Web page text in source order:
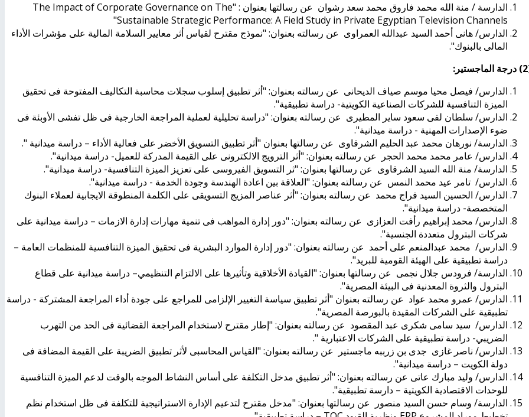
الدارسة / منة الله محمد فاروق محمد سعد رشوان عن رسالتها بعنوان :
"
The Impact of Corporate Governance on The
Sustainable Strategic Performance: A Field Study in Private Egyptian Television Channels
"
الدارس/ هانى أحمد السيد عبدالله العمراوى عن رسالته بعنوان: "نموذج مقترح لقياس أثر معايير السلامة المالية على مؤشرات الأداء
المالى بالبنوك".
الدارس/ فيصل محيا موسم صياف الديحانى عن رسالته بعنوان: "أثر تطبيق إسلوب سجلات محاسبة التكاليف المفتوحة فى تحقيق
الميزة التنافسية للشركات الصناعية الكويتية- دراسة تطبيقية".
الدارس/ سلطان لفى سعود ساير المطيرى عن رسالته بعنوان: "دراسة تحليلية لعملية المراجعة الخارجية فى ظل تفشى الأوبئة فى
ضوء الإصدارات المهنية - دراسة ميدانية".
الدارسة/ نورهان محمد عبد الحليم الشرقاوى عن رسالتها بعنوان "أثر تطبيق التسويق الأخضر على فعالية الأداء – دراسة ميدانية ".
الدارس/ عامر محمد محمد الحجر عن رسالته بعنوان: "أثر الترويج الالكترونى على القيمة المدركة للعميل- دراسة ميدانية".
الدارسة/ منة الله السيد الشرقاوى عن رسالتها بعنوان: "ثر التسويق الفيروسى على تعزيز الميزة التنافسية- دراسة ميدانية".
الدارس/ تامر عيد محمد النمس عن رسالته بعنوان: "العلاقة بين اعادة الهندسة وجودة الخدمة - دراسة ميدانية".
الدارس/ الحسين السيد فراج محمد عن رسالته بعنوان: "أثر عناصر المزيج التسويقى على الكلمة المنطوقة الايجابية لعملاء البنوك
المتخصصة- دراسة ميدانية".
الدارس/ محمد إبراهيم رأفت العزازى عن رسالته بعنوان: "دور إدارة المواهب فى تنمية مهارات إدارة الازمات – دراسة ميدانية على
شركات البترول متعددة الجنسية".
الدارس/ محمد عبدالمنعم على أحمد عن رسالته بعنوان: "دور إدارة الموارد البشرية فى تحقيق الميزة التنافسية للمنظمات العامة –
دراسة تطبيقية على الهيئة القومية للبريد".
الدارسة/ فرودس جلال نجمى عن رسالتها بعنوان: "القيادة الأخلاقية وتأثيرها على الالتزام التنظيمي– دراسة ميدانية على قطاع
البترول والثروة المعدنية فى البيئة المصرية".
الدارس/ عمرو محمد عواد عن رسالته بعنوان "أثر تطبيق سياسة التغيير الإلزامى للمراجع على جودة أداء المراجعة المشتركة - دراسة
تطبيقية على الشركات المقيدة بالبورصة المصرية".
الدارس/ سيد سامى شكرى عبد المقصود عن رسالته بعنوان: "إطار مقترح لاستخدام المراجعة القضائية فى الحد من التهرب
الضريبي- دراسة تطبيقية على الشركات الاعتبارية ".
الدارس/ ناصر غازى جدى بن زرببه ماجستير عن رسالته بعنوان: "القياس المحاسبى لأثر تطبيق الضريبة على القيمة المضافة فى
دولة الكويت – دراسة ميدانية".
الدارس/ وليد مبارك عاتى عن رسالته بعنوان: "أثر تطبيق مدخل التكلفة على أساس النشاط الموجه بالوقت لدعم الميزة التنافسية
للوحدات الاقتصادية الكويتية – دارسة تطبيقية".
الدارسة/ وسام حسن السيد منصور عن رسالتها بعنوان: "مدخل مقترح لتدعيم الإدارة الاستراتيجية للتكلفة فى ظل استخدام نظم